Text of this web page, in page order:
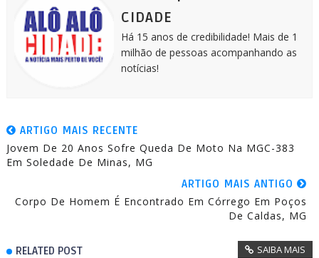
CIDADE
Há 15 anos de credibilidade! Mais de 1
milhão de pessoas acompanhando as
notícias!
ARTIGO MAIS RECENTE
Jovem De 20 Anos Sofre Queda De Moto Na MGC-383
Em Soledade De Minas, MG
ARTIGO MAIS ANTIGO
Corpo De Homem É Encontrado Em Córrego Em Poços
De Caldas, MG
RELATED POST SAIBA MAIS